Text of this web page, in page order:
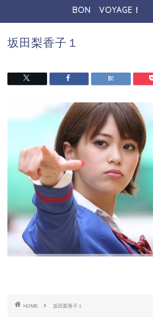
BON VOYAGE！
坂田梨香子１
HOME 坂田梨香子１